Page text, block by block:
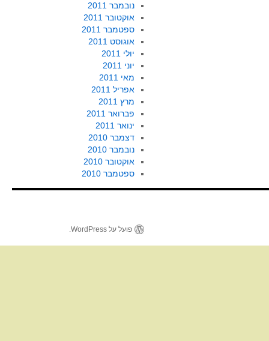
נובמבר 2011
אוקטובר 2011
ספטמבר 2011
אוגוסט 2011
יולי 2011
יוני 2011
מאי 2011
אפריל 2011
מרץ 2011
פברואר 2011
ינואר 2011
דצמבר 2010
נובמבר 2010
אוקטובר 2010
ספטמבר 2010
פועל על WordPress.